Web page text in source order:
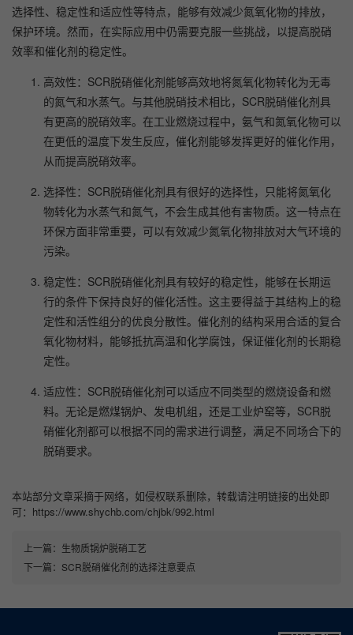
选择性、稳定性和适应性等特点，能够有效减少氮氧化物的排放，
保护环境。然而，在实际应用中仍需要克服一些挑战，以提高脱硝
效率和催化剂的稳定性。
高效性：SCR脱硝催化剂能够高效地将氮氧化物转化为无毒
的氮气和水蒸气。与其他脱硝技术相比，SCR脱硝催化剂具
有更高的脱硝效率。在工业燃烧过程中，氨气和氮氧化物可以
在更低的温度下发生反应，催化剂能够发挥更好的催化作用，
从而提高脱硝效率。
选择性：SCR脱硝催化剂具有很好的选择性，只能将氮氧化
物转化为水蒸气和氮气，不会生成其他有害物质。这一特点在
环保方面非常重要，可以有效减少氮氧化物排放对大气环境的
污染。
稳定性：SCR脱硝催化剂具有较好的稳定性，能够在长期运
行的条件下保持良好的催化活性。这主要得益于其结构上的稳
定性和活性组分的优良分散性。催化剂的结构采用合适的复合
氧化物材料，能够抵抗高温和化学腐蚀，保证催化剂的长期稳
定性。
适应性：SCR脱硝催化剂可以适应不同类型的燃烧设备和燃
料。无论是燃煤锅炉、发电机组，还是工业炉窑等，SCR脱
硝催化剂都可以根据不同的需求进行调整，满足不同场合下的
脱硝要求。
本站部分文章采摘于网络，如侵权联系删除，转载请注明链接的出处即
可：https://www.shychb.com/chjbk/992.html
上一篇： 生物质锅炉脱硝工艺
下一篇： SCR脱硝催化剂的选择注意要点